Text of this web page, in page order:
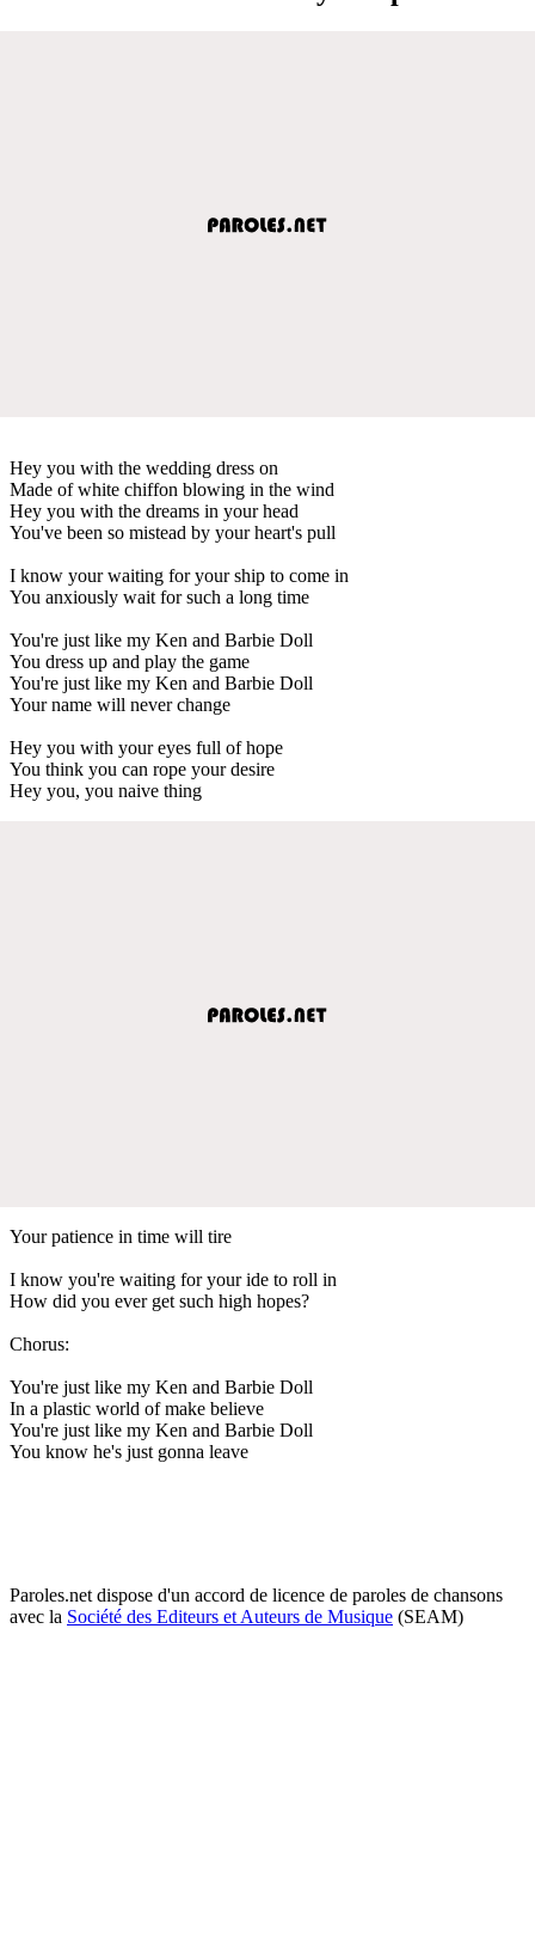
Hey you with the wedding dress on
Made of white chiffon blowing in the wind
Hey you with the dreams in your head
You've been so mistead by your heart's pull
I know your waiting for your ship to come in
You anxiously wait for such a long time
You're just like my Ken and Barbie Doll
You dress up and play the game
You're just like my Ken and Barbie Doll
Your name will never change
Hey you with your eyes full of hope
You think you can rope your desire
Hey you, you naive thing
Your patience in time will tire
I know you're waiting for your ide to roll in
How did you ever get such high hopes?
Chorus:
You're just like my Ken and Barbie Doll
In a plastic world of make believe
You're just like my Ken and Barbie Doll
You know he's just gonna leave
Paroles.net dispose d'un accord de licence de paroles de chansons
avec la Société des Editeurs et Auteurs de Musique (SEAM)